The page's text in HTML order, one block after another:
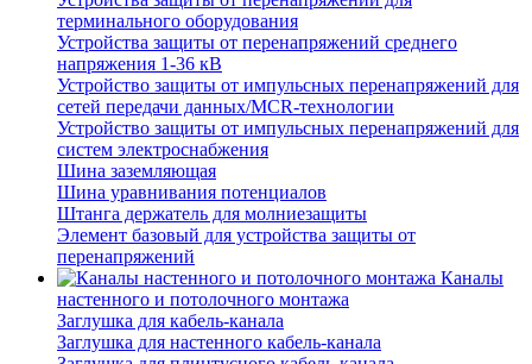
терминального оборудования
Устройства защиты от перенапряжений среднего
напряжения 1-36 кВ
Устройство защиты от импульсных перенапряжений для
сетей передачи данных/MCR-технологии
Устройство защиты от импульсных перенапряжений для
систем электроснабжения
Шина заземляющая
Шина уравнивания потенциалов
Штанга держатель для молниезащиты
Элемент базовый для устройства защиты от
перенапряжений
Каналы
настенного и потолочного монтажа
Заглушка для кабель-канала
Заглушка для настенного кабель-канала